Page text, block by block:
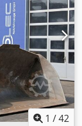
är
beskrivningen
för ett avtal om
är fordonet i
1 /42